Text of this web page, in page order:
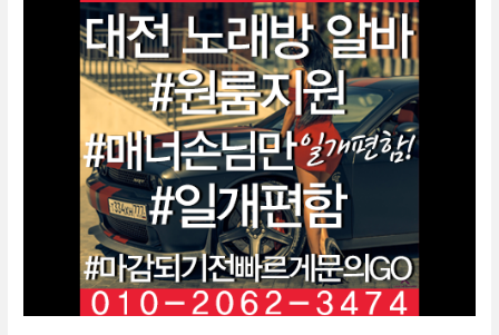
O1O.2062.3474
RYBOY3500
무